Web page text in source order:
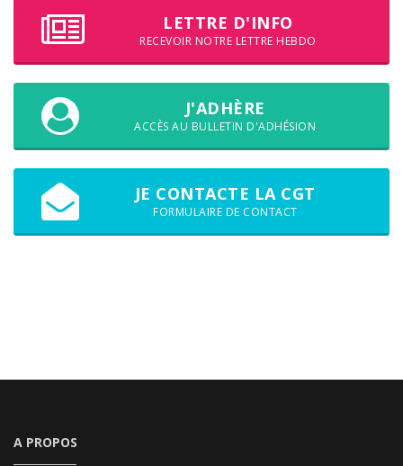
LETTRE D'INFO
RECEVOIR NOTRE LETTRE HEBDO
J'ADHÈRE
ACCÈS AU BULLETIN D'ADHÉSION
JE CONTACTE LA CGT
FORMULAIRE DE CONTACT
A PROPOS